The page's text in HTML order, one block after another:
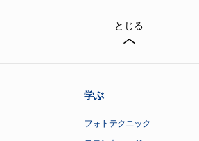
とじる
学ぶ
フォトテクニック